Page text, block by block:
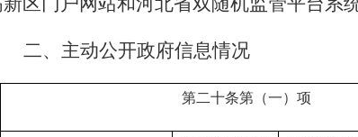
二、主动公开政府信息情况
第二十条第（一）项